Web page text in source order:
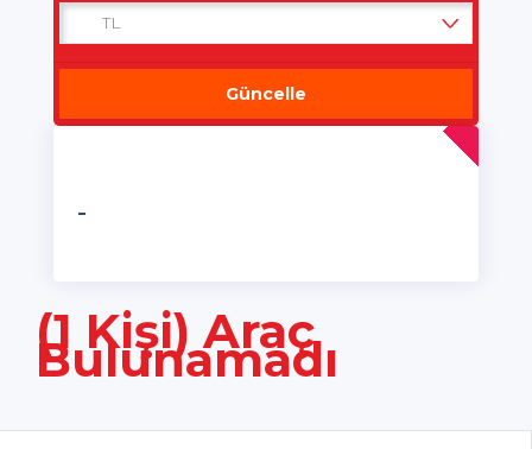
Güncelle
-
(1 Kişi) Araç
Bulunamadı